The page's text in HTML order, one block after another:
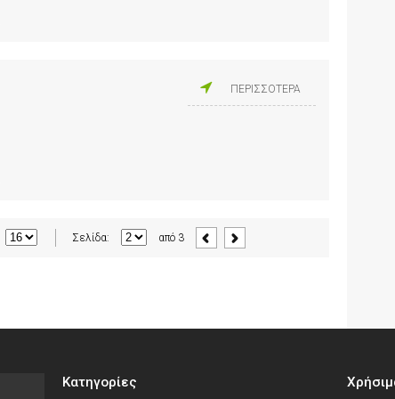
ΠΕΡΙΣΣΟΤΕΡΑ
Σελίδα: από 3
Κατηγορίες